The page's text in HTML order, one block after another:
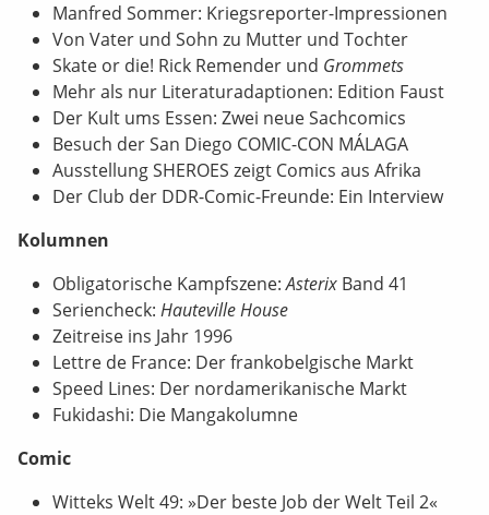
Manfred Sommer: Kriegsreporter-Impressionen
Von Vater und Sohn zu Mutter und Tochter
Skate or die! Rick Remender und Grommets
Mehr als nur Literaturadaptionen: Edition Faust
Der Kult ums Essen: Zwei neue Sachcomics
Besuch der San Diego COMIC-CON MÁLAGA
Ausstellung SHEROES zeigt Comics aus Afrika
Der Club der DDR-Comic-Freunde: Ein Interview
Kolumnen
Obligatorische Kampfszene:Asterix Band 41
Seriencheck: Hauteville House
Zeitreise ins Jahr 1996
Lettre de France: Der frankobelgische Markt
Speed Lines: Der nordamerikanische Markt
Fukidashi: Die Mangakolumne
Comic
Witteks Welt 49: »Der beste Job der Welt Teil 2«